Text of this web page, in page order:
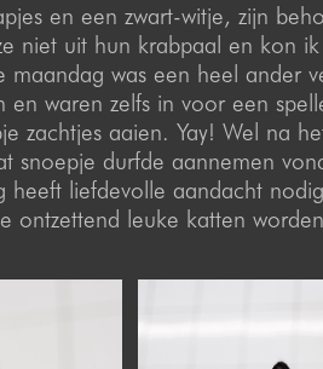
en een zwart-witje, zijn
niet uit hun krabpaal en kon
maandag was een heel ander
en waren zelfs in voor een
zachtjes aaien. Yay! Wel na
snoepje durfde aannemen
heeft liefdevolle aandacht
ontzettend leuke katten